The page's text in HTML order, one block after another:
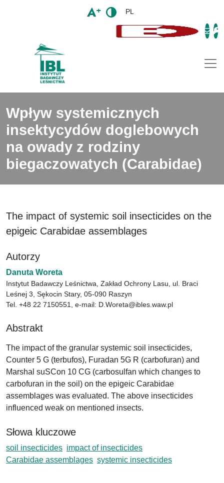
PL
Wpływ systemicznych
insektycydów doglebowych
na owady z rodziny
biegaczowatych (Carabidae)
The impact of systemic soil insecticides on the
epigeic Carabidae assemblages
Autorzy
Danuta Woreta
Instytut Badawczy Leśnictwa, Zakład Ochrony Lasu, ul. Braci
Leśnej 3, Sękocin Stary, 05-090 Raszyn
Tel. +48 22 7150551, e-mail: D.Woreta@ibles.waw.pl
Abstrakt
The impact of the granular systemic soil insecticides,
Counter 5 G (terbufos), Furadan 5G R (carbofuran) and
Marshal suSCon 10 CG (carbosulfan which changes to
carbofuran in the soil) on the epigeic Carabidae
assemblages was evaluated. The above insecticides
influenced weak on mentioned insects.
Słowa kluczowe
soil insecticides impact of insecticides
Carabidae assemblages systemic insecticides